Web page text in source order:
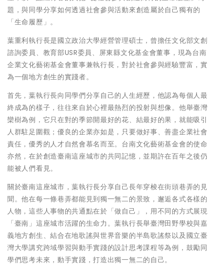
題，與同學分享如何透過社會參與活動來創造屬於自己獨有的
「生命履歷」。
葉重利執行長是國立政治大學經營管理碩士，曾擔任文化部文創
諮詢委員、教育部USR委員、屏東縣文化基金會董事，現為台南
企業文化藝術基金會董事兼執行長，對於社會參與經驗豐富，實
為一個地方創生的實踐者。
首先，葉執行長向同學們分享自己的人生經歷，他認為每個人最
終成為的樣子，往往來自於心裡最熱烈的投射與想像。他舉臺灣
欒樹為例，它只在對的季節開最好的花、結最好的果，就能吸引
人群駐足圍觀；優良的企業亦如是，只要做好事、善盡企業社會
責任，優秀的人才自然會慕名而至。台南文化藝術基金會的使命
亦然，在於創造臺南這座城市的共同記憶，並期許在百年之後仍
能被人們看見。
關於臺南這座城市，葉執行長分享自己長年穿梭在街頭巷弄的見
聞。他在每一條巷弄都能見到獨一無二的景致，邂逅各式各樣的
人物，這些人事物的共通點在於「做自己」，用不同的方式展現
「臺南」這座城市活躍的生命力。葉執行長舉臺灣田野學校與嘉
義地方創生、結合在地歌謠與世界音樂的半島歌謠祭以及國立臺
灣大學講究跨域學習與動手實踐的設計思考課程等為例，鼓勵同
學們思考未來，動手實踐，打造出獨一無二的自己。